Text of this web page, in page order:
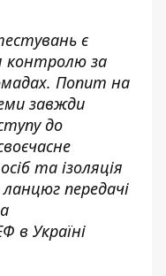
є
контролю за
Попит на
завжди
до
та ізоляція
передачі
в Україні